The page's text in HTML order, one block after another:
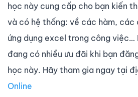
học này cung cấp cho bạn kiến
và có hệ thống: về các hàm, các
ứng dụng excel trong công việc…
đang có nhiều ưu đãi khi bạn
học này. Hãy tham gia ngay tại
Online